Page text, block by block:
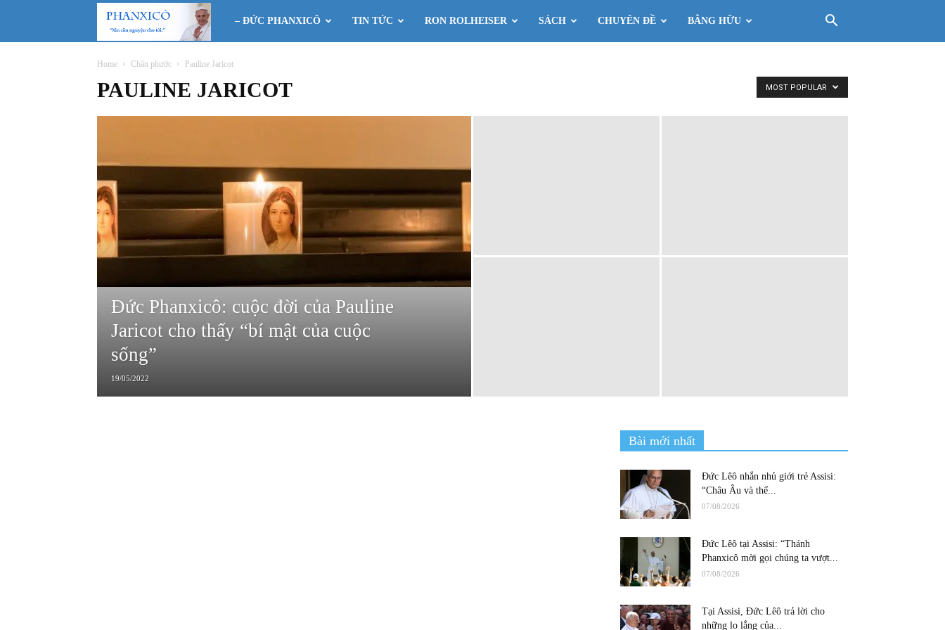
Phanxicô
– ĐỨC PHANXICÔ TIN TỨC RON ROLHEISER SÁCH CHUYÊN ĐỀ BẰNG HỮU
Home Chân phước Pauline Jaricot
PAULINE JARICOT MOST POPULAR
Đức Phanxicô: cuộc đời của Pauline
Jaricot cho thấy “bí mật của cuộc
sống”
19/05/2022
Bài mới nhất
Đức Lêô nhắn nhủ giới trẻ Assisi:
“Châu Âu và thế...
07/08/2026
Đức Lêô tại Assisi: “Thánh
Phanxicô mời gọi chúng ta vượt...
07/08/2026
Tại Assisi, Đức Lêô trả lời cho
những lo lắng của...